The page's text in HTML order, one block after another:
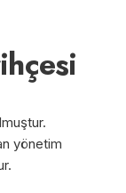
yönetim